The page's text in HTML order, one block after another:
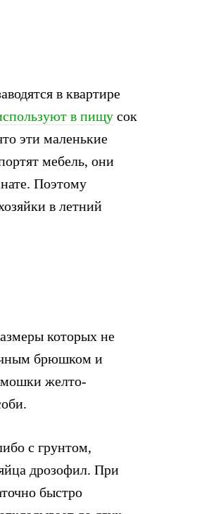
в квартире
в пищу сок
эти маленькие
мебель, они
Поэтому
в летний
которых не
брюшком и
мошки желто-
с грунтом,
дрозофил. При
быстро